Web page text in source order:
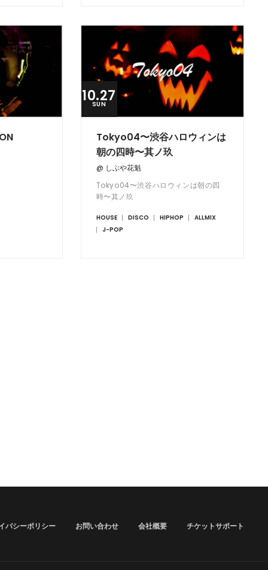
10.27
SUN
Tokyo04〜渋谷ハロウィンは
朝の四時〜其ノ玖
@ しぶや花魁
Tokyo04〜渋谷ハロウィンは朝の四
時〜其ノ玖
HOUSE DISCO HIPHOP
ALLMIX
J-POP
バシーポリシー お問い合わせ 会社概要 チケットサポート